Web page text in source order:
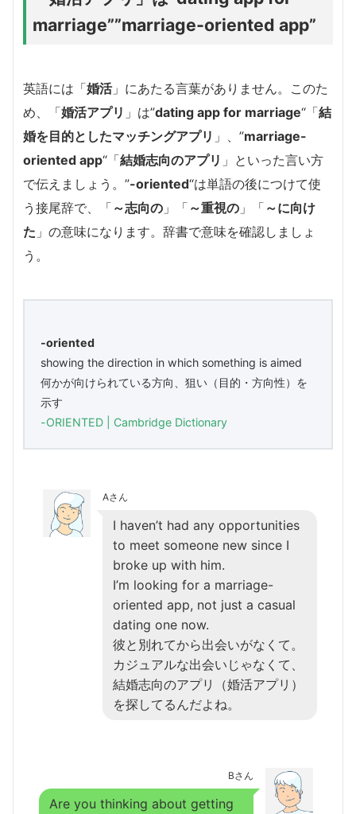
marriage””marriage-oriented app”
英語には「婚活」にあたる言葉がありません。このた
め、「婚活アプリ 」は”dating app for marriage“「結
婚を目的としたマッチングアプリ 」、”marriage-
oriented app“「結婚志向のアプリ 」といった言い方
で伝えましょう。”-oriented“は単語の後につけて使
う接尾辞で、「 ～志向の 」「 ～重視の 」「 ～に向け
た 」の意味になります。辞書で意味を確認しましょ
う。
-oriented
showing the direction in which something is aimed
何かが向けられている方向、狙い（目的・方向性）を
示す
-ORIENTED | Cambridge Dictionary
Aさん
I haven’t had any opportunities
to meet someone new since I
broke up with him.
I’m looking for a marriage-
oriented app, not just a casual
dating one now.
彼と別れてから出会いがなくて。
カジュアルな出会いじゃなくて、
結婚志向のアプリ（婚活アプリ）
を探してるんだよね。
Bさん
Are you thinking about getting